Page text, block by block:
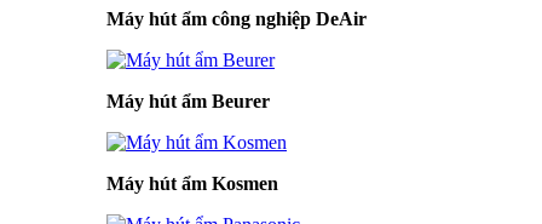
Máy hút ẩm công nghiệp DeAir
Máy hút ẩm Beurer
Máy hút ẩm Kosmen